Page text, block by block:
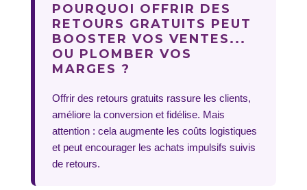
POURQUOI OFFRIR DES
RETOURS GRATUITS PEUT
BOOSTER VOS VENTES...
OU PLOMBER VOS
MARGES ?
Offrir des retours gratuits rassure les clients,
améliore la conversion et fidélise. Mais
attention : cela augmente les coûts logistiques
et peut encourager les achats impulsifs suivis
de retours.